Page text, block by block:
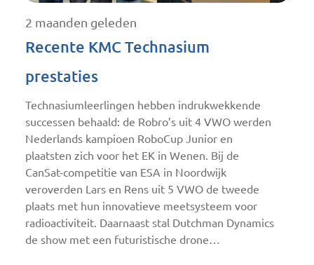
2 maanden geleden
Recente KMC Technasium
prestaties
Technasiumleerlingen hebben indrukwekkende
successen behaald: de Robro’s uit 4 VWO werden
Nederlands kampioen RoboCup Junior en
plaatsten zich voor het EK in Wenen. Bij de
CanSat-competitie van ESA in Noordwijk
veroverden Lars en Rens uit 5 VWO de tweede
plaats met hun innovatieve meetsysteem voor
radioactiviteit. Daarnaast stal Dutchman Dynamics
de show met een futuristische drone…